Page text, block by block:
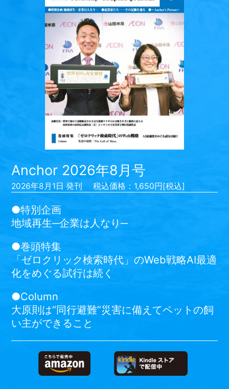
Anchor 2026年8月号
2026年8月1日 発刊 税込価格：1,650円[税込]
●特別企画
地域再生─企業は人なり─
●巻頭特集
「ゼロクリック検索時代」のWeb戦略AI最適
化をめぐる試行は続く
●Column
大原則は“同行避難”災害に備えてペットの飼
い主ができること